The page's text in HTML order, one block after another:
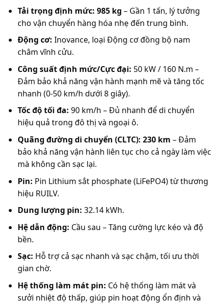
Tải trọng định mức: 985 kg – Gần 1 tấn, lý tưởng
cho vận chuyển hàng hóa nhẹ đến trung bình.
Động cơ: Inovance, loại Động cơ đồng bộ nam
châm vĩnh cửu.
Công suất định mức/Cực đại: 50 kW / 160 N.m –
Đảm bảo khả năng vận hành mạnh mẽ và tăng tốc
nhanh (0-50 km/h dưới 8 giây).
Tốc độ tối đa: 90 km/h – Đủ nhanh để di chuyển
hiệu quả trong đô thị và ngoại ô.
Quãng đường di chuyển (CLTC): 230 km – Đảm
bảo khả năng vận hành liên tục cho cả ngày làm việc
mà không cần sạc lại.
Pin: Pin Lithium sắt phosphate (LiFePO4) từ thương
hiệu RUILV.
Dung lượng pin: 32.14 kWh.
Hệ dẫn động: Cầu sau – Tăng cường lực kéo và độ
bền.
Sạc: Hỗ trợ cả sạc nhanh và sạc chậm, tối ưu thời
gian chờ.
Hệ thống làm mát pin: Có hệ thống làm mát và
sưởi nhiệt độ thấp, giúp pin hoạt động ổn định và